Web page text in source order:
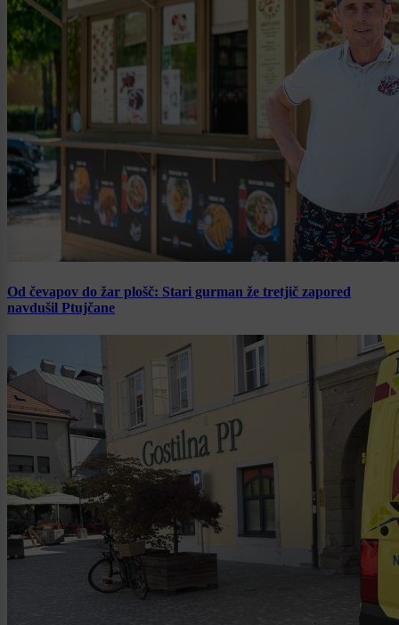
Od čevapov do žar plošč: Stari gurman že tretjič zapored
navdušil Ptujčane